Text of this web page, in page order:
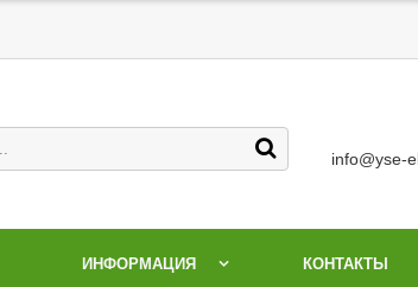
info@yse-
ИНФОРМАЦИЯ КОНТАКТЫ